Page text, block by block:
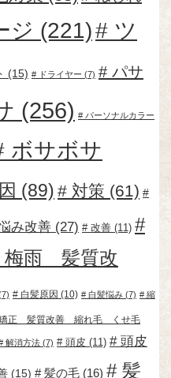
ジ (221)
ツ
(15) ドライヤー (7) パサ
(256) パーソナルカラー
ボサボサ
(89) 対策 (61)
み改善 (27) 改善 (11)
梅雨 髪質改
白髪原因 (10) 白髪悩み (7) 縮
正 髪質改善 縮れ毛 くせ毛
解消方法 (7) 頭皮 (11) 頭皮
(15) 髪の毛 (16)
髪